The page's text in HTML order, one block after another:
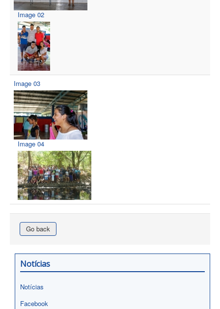
Image 02
Image 03
Image 04
Go back
Notícias
Notícias
Facebook